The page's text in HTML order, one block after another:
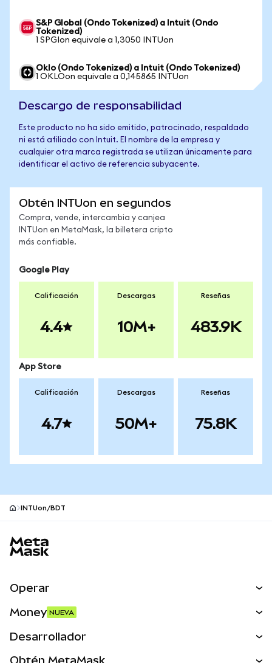
S&P Global (Ondo Tokenized) a Intuit (Ondo
Tokenized)
1 SPGIon equivale a 1,3050 INTUon
Oklo (Ondo Tokenized) a Intuit (Ondo Tokenized)
1 OKLOon equivale a 0,145865 INTUon
Descargo de responsabilidad
Este producto no ha sido emitido, patrocinado, respaldado
ni está afiliado con Intuit. El nombre de la empresa y
cualquier otra marca registrada se utilizan únicamente para
identificar el activo de referencia subyacente.
Obtén INTUon en segundos
Compra, vende, intercambia y canjea
INTUon en MetaMask, la billetera cripto
más confiable.
Google Play
Calificación
4.4
Descargas
10M+
Reseñas
483.9K
App Store
Calificación
4.7
Descargas
50M+
Reseñas
75.8K
INTUon/BDT
Operar
Money NUEVA
Desarrollador
Obtén MetaMask